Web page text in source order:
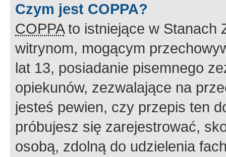
Czym jest COPPA?
COPPAto istniejące w Stanach
witrynom, mogącym
lat 13, posiadanie pisemnego
opiekunów, zezwalające na
jesteś pewien, czy przepis ten
próbujesz się zarejestrować,
osobą, zdolną do udzielenia